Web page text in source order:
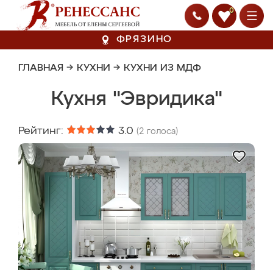
0
ФРЯЗИНО
ГЛАВНАЯ → КУХНИ → КУХНИ ИЗ МДФ
Кухня "Эвридика"
Рейтинг: 3.0 (2 голоса)